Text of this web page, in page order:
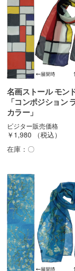
名画ストール モン
「コンポジション
カラー」
ビジター販売価格
￥1,980
（税込）
在庫： 〇